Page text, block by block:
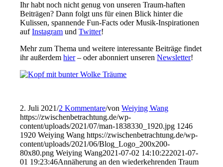
Ihr habt noch nicht genug von unseren Traum-haften
Beiträgen? Dann folgt uns für einen Blick hinter die
Kulissen, spannende Fun-Facts oder Musik-Inspirationen
aufInstagram undTwitter!
Mehr zum Thema und weitere interessante Beiträge findet
ihr außerdemhier– oder abonniert unserenNewsletter!
2. Juli 2021/2 Kommentare/vonWeiying Wang
https://zwischenbetrachtung.de/wp-
content/uploads/2021/07/man-1838330_1920.jpg 1246
1920 Weiying Wang https://zwischenbetrachtung.de/wp-
content/uploads/2021/06/Blog_Logo_200x200-
80x80.png Weiying Wang2021-07-02 14:10:222021-07-
01 19:23:46Annäherung an den wiederkehrenden Traum